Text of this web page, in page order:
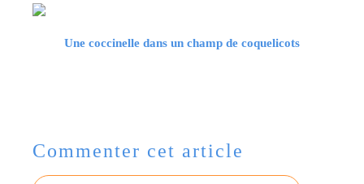
Une coccinelle dans un champ de coquelicots
Commenter cet article